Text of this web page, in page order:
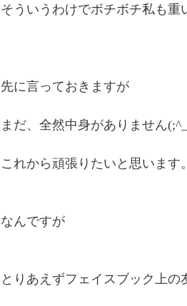
そういうわけでボチボチ私も
先に言っておきますが
まだ、全然中身がありません
これから頑張りたいと思います。
なんですが
とりあえずフェイスブック上